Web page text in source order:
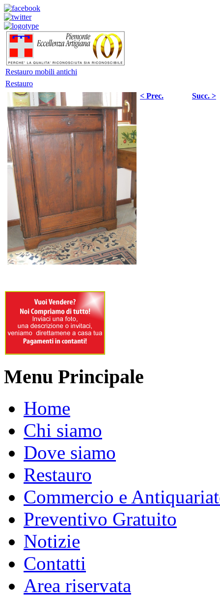
Restauro mobili antichi
Restauro
< Prec.
Succ. >
Menu Principale
Home
Chi siamo
Dove siamo
Restauro
Commercio e
Preventivo Gratuito
Notizie
Contatti
Area riservata